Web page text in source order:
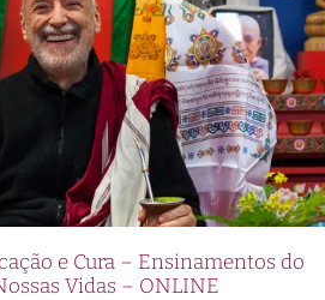
e Cura – Ensinamentos do
Vidas – ONLINE